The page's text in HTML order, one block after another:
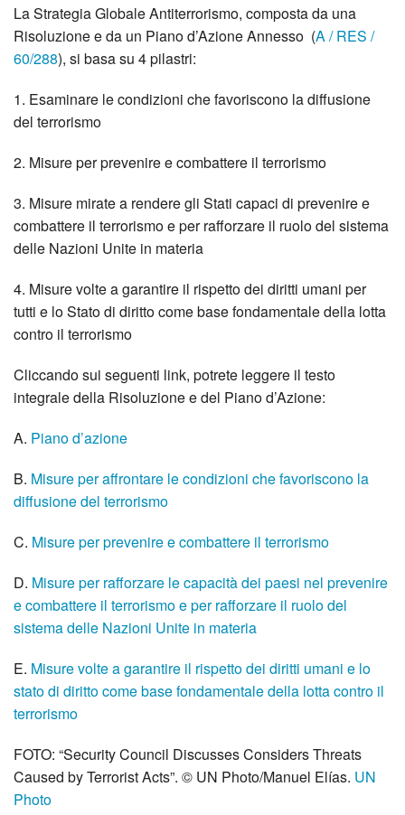
La Strategia Globale Antiterrorismo, composta da una
Risoluzione e da un Piano d’Azione Annesso (A / RES /
60/288), si basa su 4 pilastri:
1. Esaminare le condizioni che favoriscono la diffusione
del terrorismo
2. Misure per prevenire e combattere il terrorismo
3. Misure mirate a rendere gli Stati capaci di prevenire e
combattere il terrorismo e per rafforzare il ruolo del sistema
delle Nazioni Unite in materia
4. Misure volte a garantire il rispetto dei diritti umani per
tutti e lo Stato di diritto come base fondamentale della lotta
contro il terrorismo
Cliccando sui seguenti link, potrete leggere il testo
integrale della Risoluzione e del Piano d’Azione:
A. Piano d’azione
B. Misure per affrontare le condizioni che favoriscono la
diffusione del terrorismo
C. Misure per prevenire e combattere il terrorismo
D. Misure per rafforzare le capacità dei paesi nel prevenire
e combattere il terrorismo e per rafforzare il ruolo del
sistema delle Nazioni Unite in materia
E. Misure volte a garantire il rispetto dei diritti umani e lo
stato di diritto come base fondamentale della lotta contro il
terrorismo
FOTO: “Security Council Discusses Considers Threats
Caused by Terrorist Acts”. © UN Photo/Manuel Elías. UN
Photo